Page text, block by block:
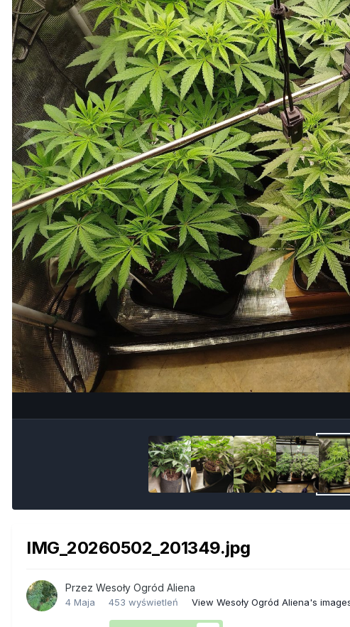
IMG_20260502_201349.jpg
Przez Wesoły Ogród Aliena
4 Maja 453 wyświetleń View Wesoły Ogród Aliena's